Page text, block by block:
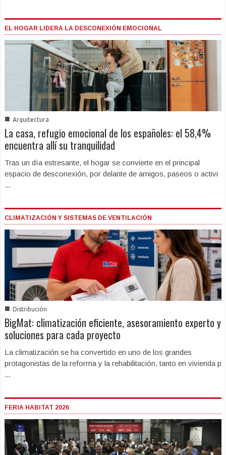
EL HOGAR LIDERA LA DESCONEXIÓN EMOCIONAL
■ Arquitectura
La casa, refugio emocional de los españoles: el 58,4%
encuentra allí su tranquilidad
Tras un día estresante, el hogar se convierte en el principal
espacio de desconexión, por delante de amigos, paseos o activi
...
CLIMATIZACIÓN Y SISTEMAS DE VENTILACIÓN
■ Distribución
BigMat: climatización eficiente, asesoramiento experto y
soluciones para cada proyecto
La climatización se ha convertido en uno de los grandes
protagonistas de la reforma y la rehabilitación, tanto en vivienda p
...
FERIA HABITAT 2026